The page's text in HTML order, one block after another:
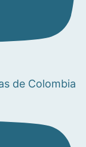
de Colombia